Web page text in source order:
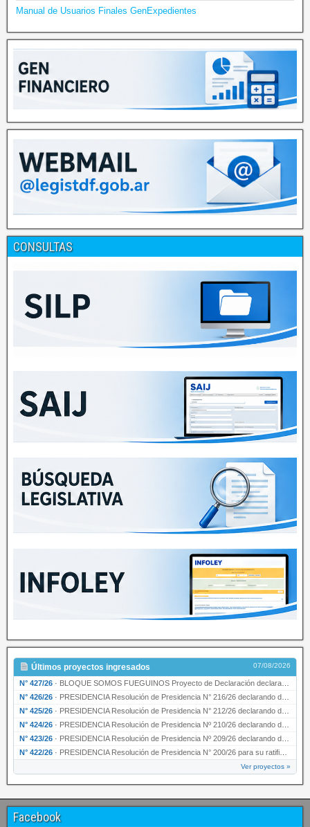
Manual de Usuarios Finales GenExpedientes
CONSULTAS
Últimos proyectos ingresados 07/08/2026
N° 427/26 · BLOQUE SOMOS FUEGUINOS Proyecto de Declaración declarando de interés provincial PRESIDENCI…
N° 426/26 · PRESIDENCIA Resolución de Presidencia N° 216/26 declarando de interés provincial la labor …
N° 425/26 · PRESIDENCIA Resolución de Presidencia N° 212/26 declarando de interés provincial el “50° A…
N° 424/26 · PRESIDENCIA Resolución de Presidencia Nº 210/26 declarando de interés provincial el proyec…
N° 423/26 · PRESIDENCIA Resolución de Presidencia Nº 209/26 declarando de interés provincial la presen…
N° 422/26 · PRESIDENCIA Resolución de Presidencia N° 200/26 para su ratificación.
Ver proyectos »
Facebook